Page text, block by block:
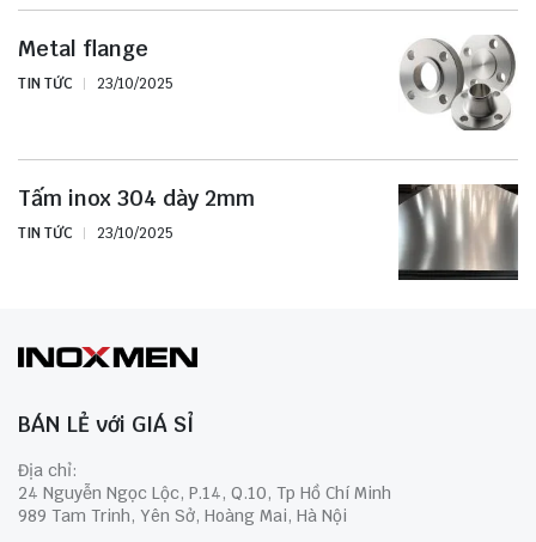
Metal flange
TIN TỨC 23/10/2025
Tấm inox 304 dày 2mm
TIN TỨC 23/10/2025
BÁN LẺ với GIÁ SỈ
Địa chỉ:
24 Nguyễn Ngọc Lộc, P.14, Q.10, Tp Hồ Chí Minh
989 Tam Trinh, Yên Sở, Hoàng Mai, Hà Nội